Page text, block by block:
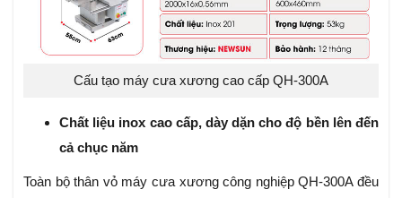
Cấu tạo máy cưa xương cao cấp QH-300A
Chất liệu inox cao cấp, dày dặn cho độ bền lên đến
cả chục năm
Toàn bộ thân vỏ máy cưa xương công nghiệp QH-300A đều